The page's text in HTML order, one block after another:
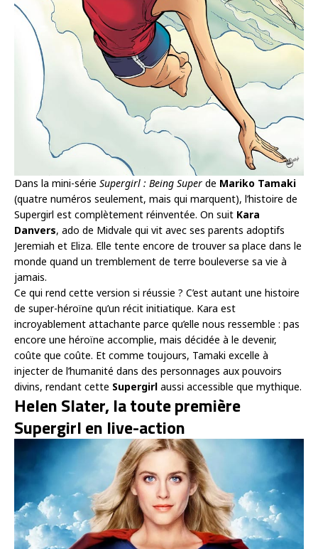
Dans la mini-série Supergirl : Being Super de Mariko Tamaki
(quatre numéros seulement, mais qui marquent), l’histoire de
Supergirl est complètement réinventée. On suit Kara
Danvers, ado de Midvale qui vit avec ses parents adoptifs
Jeremiah et Eliza. Elle tente encore de trouver sa place dans le
monde quand un tremblement de terre bouleverse sa vie à
jamais.
Ce qui rend cette version si réussie ? C’est autant une histoire
de super-héroïne qu’un récit initiatique. Kara est
incroyablement attachante parce qu’elle nous ressemble : pas
encore une héroïne accomplie, mais décidée à le devenir,
coûte que coûte. Et comme toujours, Tamaki excelle à
injecter de l’humanité dans des personnages aux pouvoirs
divins, rendant cette Supergirl aussi accessible que mythique.
Helen Slater, la toute première
Supergirl en live-action